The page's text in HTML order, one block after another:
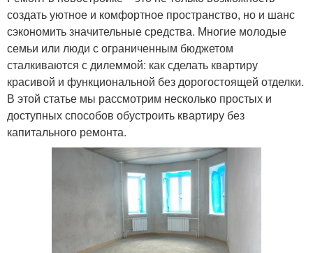
создать уютное и комфортное пространство, но и шанс
сэкономить значительные средства. Многие молодые
семьи или люди с ограниченным бюджетом
сталкиваются с дилеммой: как сделать квартиру
красивой и функциональной без дорогостоящей отделки.
В этой статье мы рассмотрим несколько простых и
доступных способов обустроить квартиру без
капитального ремонта.